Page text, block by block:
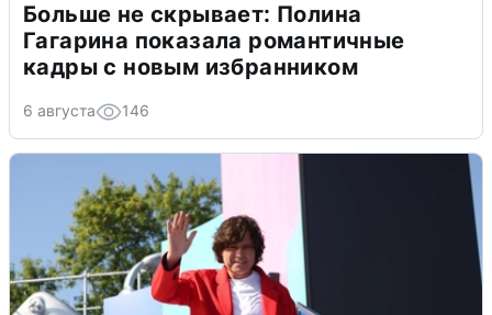
Больше не скрывает: Полина
Гагарина показала романтичные
кадры с новым избранником
6 августа 146